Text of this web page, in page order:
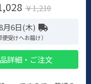
￥1,210
月6日(木)
受けへお届け）
詳細・ご注文